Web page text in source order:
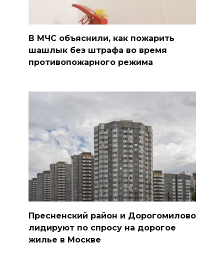
В МЧС объяснили, как пожарить
шашлык без штрафа во время
противопожарного режима
Пресненский район и Дорогомилово
лидируют по спросу на дорогое
жилье в Москве